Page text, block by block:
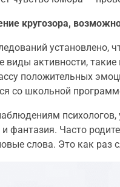
кругозора,
установлено,
виды активности,
положительных
со школьной
психологов,
фантазия. Часто
слова. Это как раз